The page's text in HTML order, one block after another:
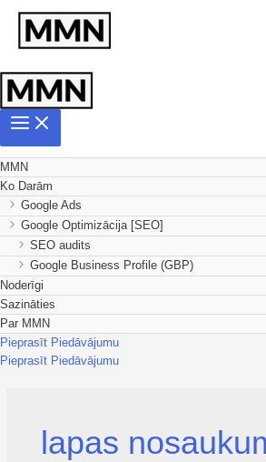
MMN
Ko Darām
Google Ads
Google Optimizācija [SEO]
SEO audits
Google Business Profile (GBP)
Noderīgi
Sazināties
Par MMN
Pieprasīt Piedāvājumu
Pieprasīt Piedāvājumu
lapas